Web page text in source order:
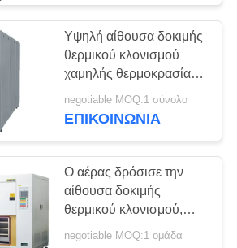
Υψηλή αίθουσα δοκιμής
θερμικού κλονισμού
χαμηλής θερμοκρασίας
δύο αίθουσες
αερόψυξης
negotiable MOQ:1 σύνολο
ΕΠΙΚΟΙΝΩΝΊΑ
Ο αέρας δρόσισε την
αίθουσα δοκιμής
θερμικού κλονισμού,
περιβαλλοντική θερμική
negotiable MOQ:1 ομάδα